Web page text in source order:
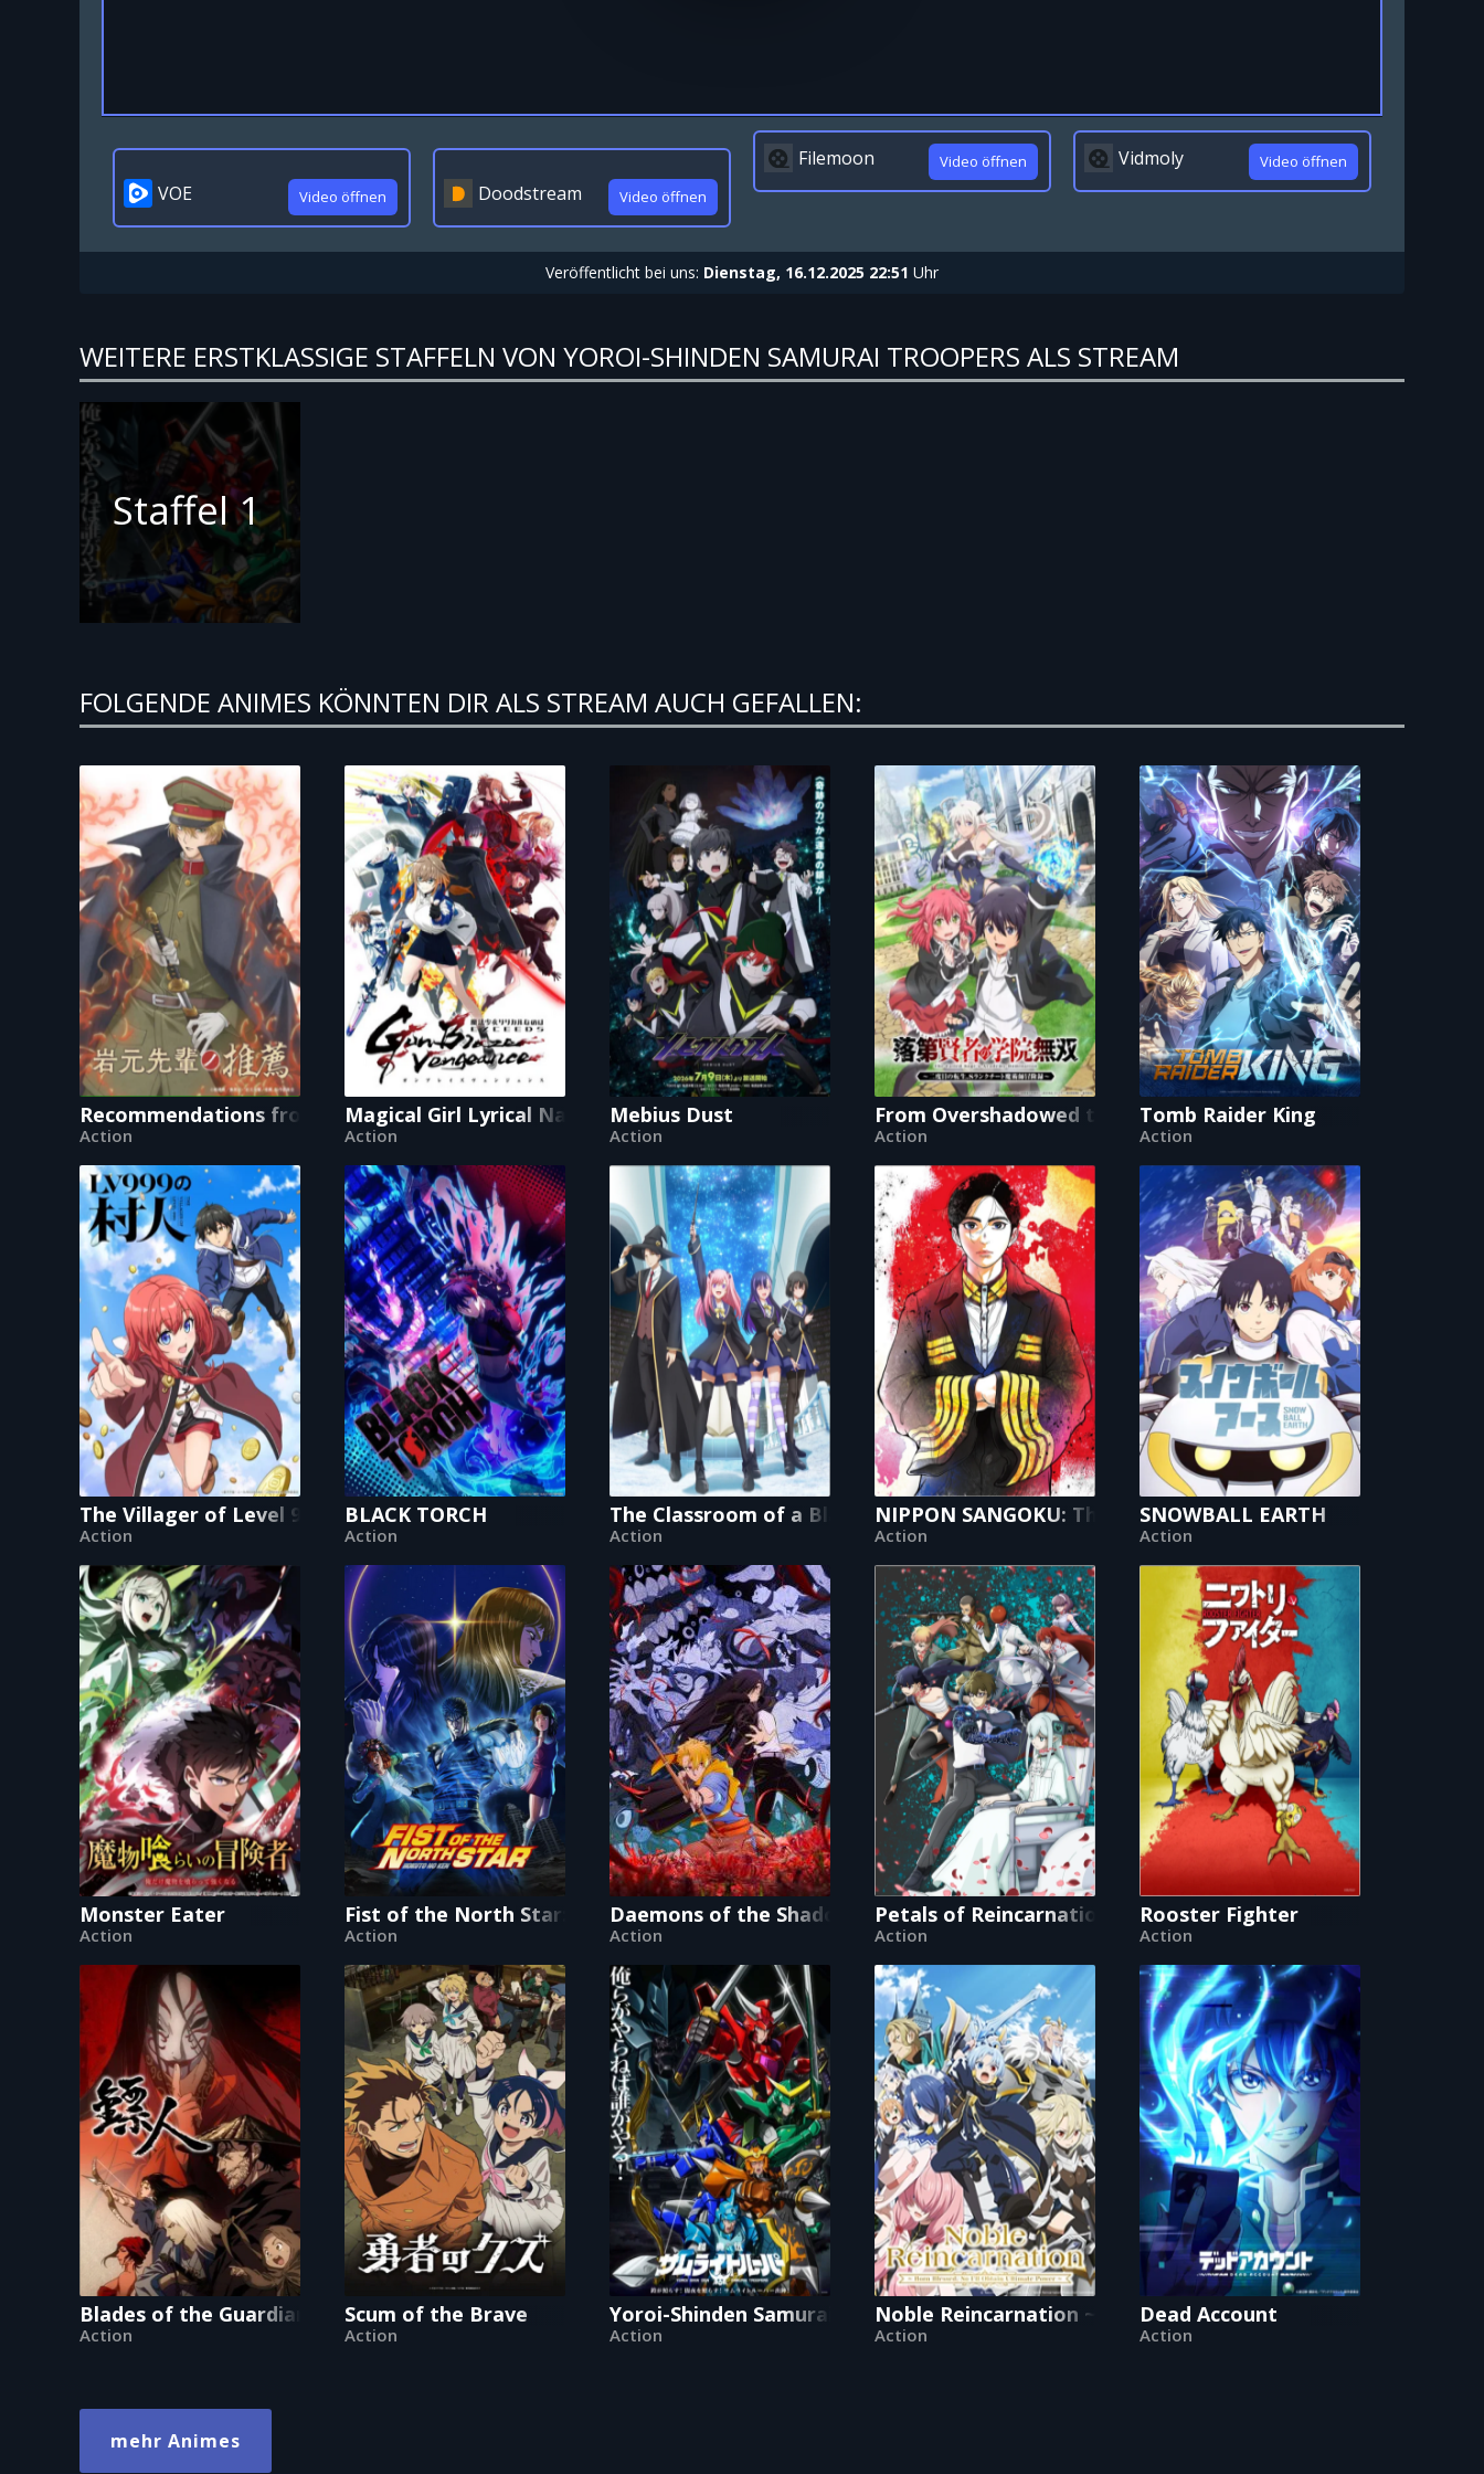
VOE Video öffnen Doodstream Video öffnen
Filemoon Video öffnen Vidmoly Video öffnen
Veröffentlicht bei uns: Dienstag, 16.12.2025 22:51 Uhr
WEITERE ERSTKLASSIGE STAFFELN VON YOROI-SHINDEN SAMURAI TROOPERS ALS STREAM
Staffel 1
FOLGENDE ANIMES KÖNNTEN DIR ALS STREAM AUCH GEFALLEN:
Recommendations from Iwamoto-Senpai
Action
Magical Girl Lyrical Nanoha EXCEEDS Gun Blaze Vengeance
Action
Mebius Dust
Action
From Overshadowed to Overpowered: Second
Action
Tomb Raider King
Action
The Villager of Level 999
Action
BLACK TORCH
Action
The Classroom of a Black Cat and a Witch
Action
NIPPON SANGOKU: The Three Nations of the Crimson Sun
Action
SNOWBALL EARTH
Action
Monster Eater
Action
Fist of the North Star: Hokuto No Ken
Action
Daemons of the Shadow Realm
Action
Petals of Reincarnation
Action
Rooster Fighter
Action
Blades of the Guardians
Action
Scum of the Brave
Action
Yoroi-Shinden Samurai Troopers
Action
Noble Reincarnation ~Born Blessed, So I'll Obtain Ultimate
Action
Dead Account
Action
mehr Animes